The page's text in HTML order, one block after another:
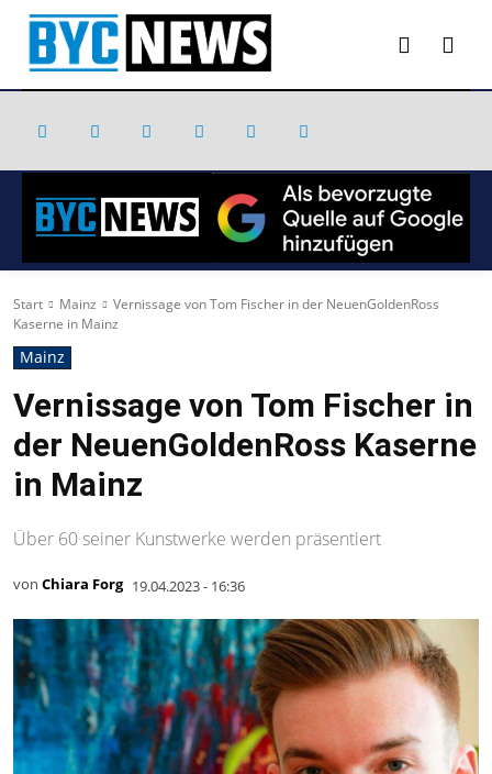
Start Mainz
Vernissage von Tom Fischer in der NeuenGoldenRoss
Kaserne in Mainz
Mainz
Vernissage von Tom Fischer in
der NeuenGoldenRoss Kaserne
in Mainz
Über 60 seiner Kunstwerke werden präsentiert
von Chiara Forg 19.04.2023 - 16:36